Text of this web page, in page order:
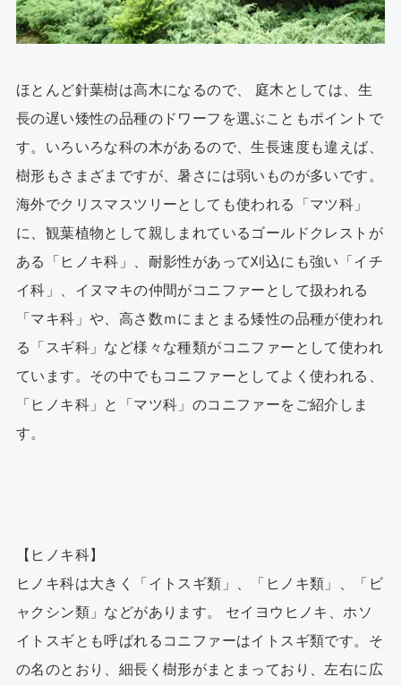
ほとんど針葉樹は高木になるので、 庭木としては、生
長の遅い矮性の品種のドワーフを選ぶこともポイントで
す。いろいろな科の木があるので、生長速度も違えば、
樹形もさまざまですが、暑さには弱いものが多いです。
海外でクリスマスツリーとしても使われる「マツ科」
に、観葉植物として親しまれているゴールドクレストが
ある「ヒノキ科」、耐影性があって刈込にも強い「イチ
イ科」、イヌマキの仲間がコニファーとして扱われる
「マキ科」や、高さ数ｍにまとまる矮性の品種が使われ
る「スギ科」など様々な種類がコニファーとして使われ
ています。その中でもコニファーとしてよく使われる、
「ヒノキ科」と「マツ科」のコニファーをご紹介しま
す。
【ヒノキ科】
ヒノキ科は大きく「イトスギ類」、「ヒノキ類」、「ビ
ャクシン類」などがあります。 セイヨウヒノキ、ホソ
イトスギとも呼ばれるコニファーはイトスギ類です。そ
の名のとおり、細長く樹形がまとまっており、左右に広